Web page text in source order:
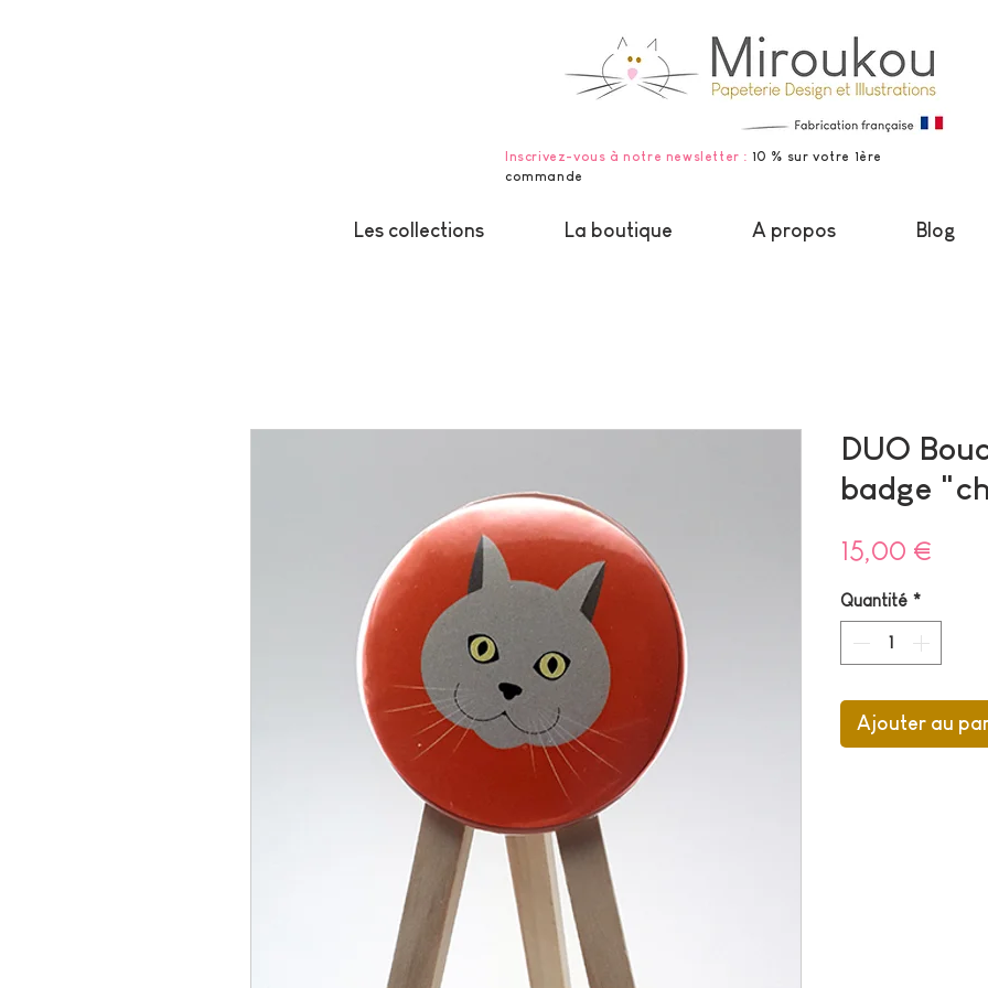
Inscrivez-vous à notre newsletter : 10 % sur votre 1ère
commande
Les collections La boutique A propos Blog
DUO
badge
15,00 €
Quantité *
Ajouter au